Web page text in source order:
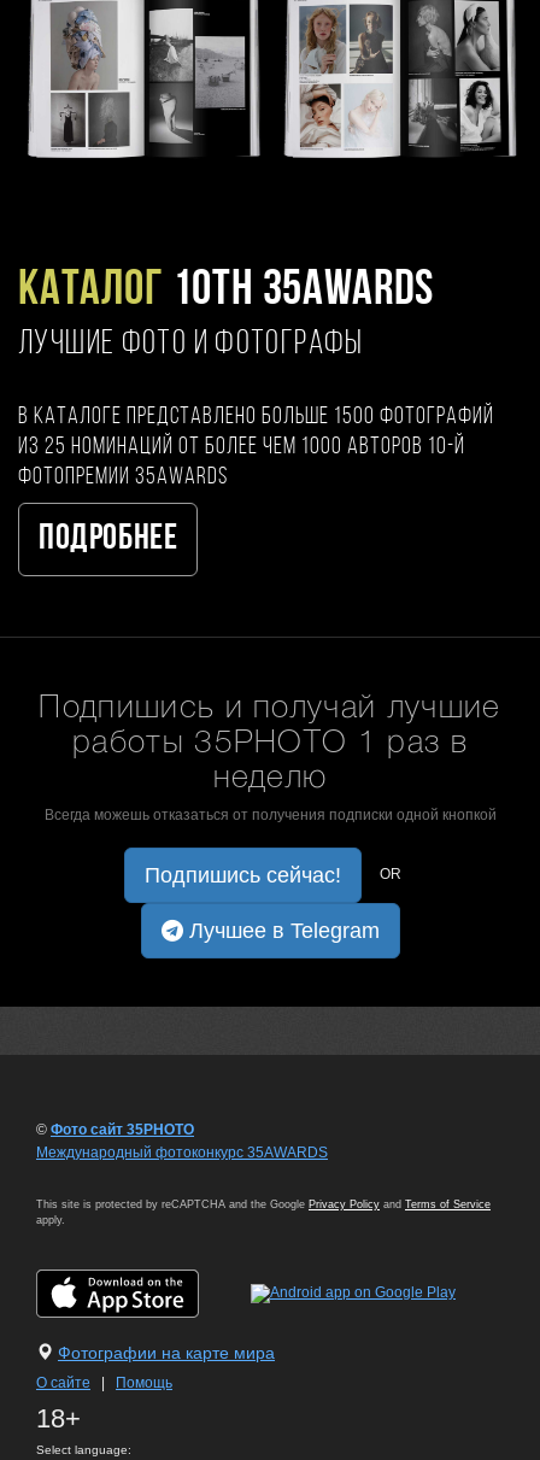
Каталог 10TH 35AWARDS
ЛУЧШИЕ ФОТО И ФОТОГРАФЫ
В каталоге представлено больше 1500 фотографий
из 25 номинаций от более чем 1000 авторов 10-й
фотопремии 35AWARDS
Подробнее
Подпишись и получай лучшие
работы 35PHOTO 1 раз в
неделю
Всегда можешь отказаться от получения подписки одной кнопкой
Подпишись сейчас! OR
Лучшее в Telegram
© Фото сайт 35PHOTO
Международный фотоконкурс 35AWARDS
This site is protected by reCAPTCHA and the Google Privacy Policy and Terms of Service
apply.
Фотографии на карте мира
О сайте | Помощь
18+
Select language: